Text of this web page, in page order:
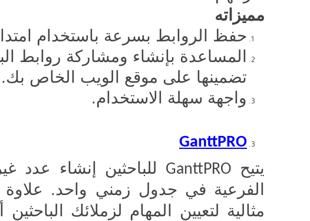
مميزاته
حفظ الروابط بسرعة باستخدام
المساعدة بإنشاء ومشاركة روابط
تضمينها على موقع الويب الخاص بك.
واجهة سهلة الاستخدام.
GanttPRO
يتيح GanttPRO للباحثين إنشاء عدد
الفرعية في جدول زمني واحد.
مثالية لتعيين المهام لزملائك